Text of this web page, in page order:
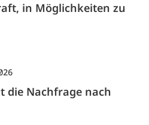
in Möglichkeiten zu
die Nachfrage nach